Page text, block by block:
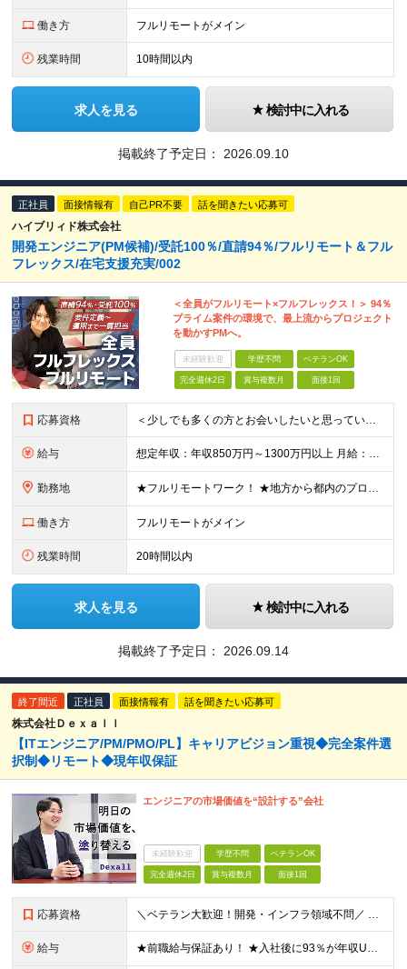
働き方 フルリモートがメイン
残業時間 10時間以内
求人を見る 検討中に入れる
掲載終了予定日： 2026.09.10
正社員 面接情報有 自己PR不要 話を聞きたい応募可
ハイブリィド株式会社
開発エンジニア(PM候補)/受託100％/直請94％/フルリモート＆フル
フレックス/在宅支援充実/002
＜全員がフルリモート×フルフレックス！＞ 94％
プライム案件の環境で、最上流からプロジェクト
を動かすPMへ。
未経験歓迎 学歴不問 ベテランOK
完全週休2日 賞与複数月 面接1回
応募資格 ＜少しでも多くの方とお会いしたいと思っています！＞ ◆学歴不問 ◆顧客業務や業務フローを理解し、システム要件を自力で整理できる方 ◆以下いずれかのご経験をお持ちの方 ・プロジェクトマネジメントの実務経
給与 想定年収：年収850万円～1300万円以上 月給：60万円～93万円以上＋賞与年2回 ※経験、能力などを考慮の上、当社規定により決定いたします。 ※上記には固定残業代20時間分（8万円～12.4万円
勤務地 ★フルリモートワーク！ ★地方から都内のプロジェクトに参画する社員も多数！ ≪東京本社≫ 〒101-0041 東京都千代田区神田須田町二丁目19番地23 Daiwa 秋葉原ビル7階 ◎昨年移転したば
働き方 フルリモートがメイン
残業時間 20時間以内
求人を見る 検討中に入れる
掲載終了予定日： 2026.09.14
終了間近 正社員 面接情報有 話を聞きたい応募可
株式会社Ｄｅｘａｌｌ
【ITエンジニア/PM/PMO/PL】キャリアビジョン重視◆完全案件選
択制◆リモート◆現年収保証
エンジニアの市場価値を“設計する”会社
未経験歓迎 学歴不問 ベテランOK
完全週休2日 賞与複数月 面接1回
応募資格 ＼ベテラン大歓迎！開発・インフラ領域不問／ ■ITプロジェクトにおけるマネジメント経験、もしくはPM、PMOのご経験をお持ちの方 ■学歴不問 ～このような方にオススメです～ ・「人材育成・マネジメン
給与 ★前職給与保証あり！ ★入社後に93％が年収UPを実現 ★平均年収は【103万円UP】を実現 ★入社後年収最大【156万円UP】 ■月給40万円～90万円+昇給2回+賞与2回+各種手当 ＜スキル/